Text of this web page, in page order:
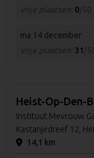
vrije plaatsen: 0/50
ma 14 december
vrije plaatsen: 31/
Heist-Op-Den-
Instituut Mevrouw
Kastanjedreef 12,
14,1 km